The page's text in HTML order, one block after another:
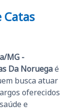
MG -
Da Noruegaé
busca atuar
oferecidos
e